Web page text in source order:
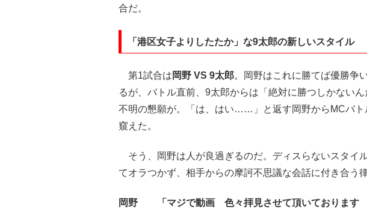
合だ。
「港区女子よりしたたか」な9太郎の新しいスタイル
第1試合は 岡野 VS 9太郎。岡野はこれに勝てば優勝争
るが、バトル直前、9太郎からは「絶対に勝つしかない
不明の懇願が。「は、はい……」と返す岡野からMCバト
窺えた。
そう、岡野は人が良過ぎるのだ。ディスらないスタイ
てオラつかず、相手からの摩訶不思議な会話に付き合う
岡野 「マジで動画 色々拝見させて頂いております